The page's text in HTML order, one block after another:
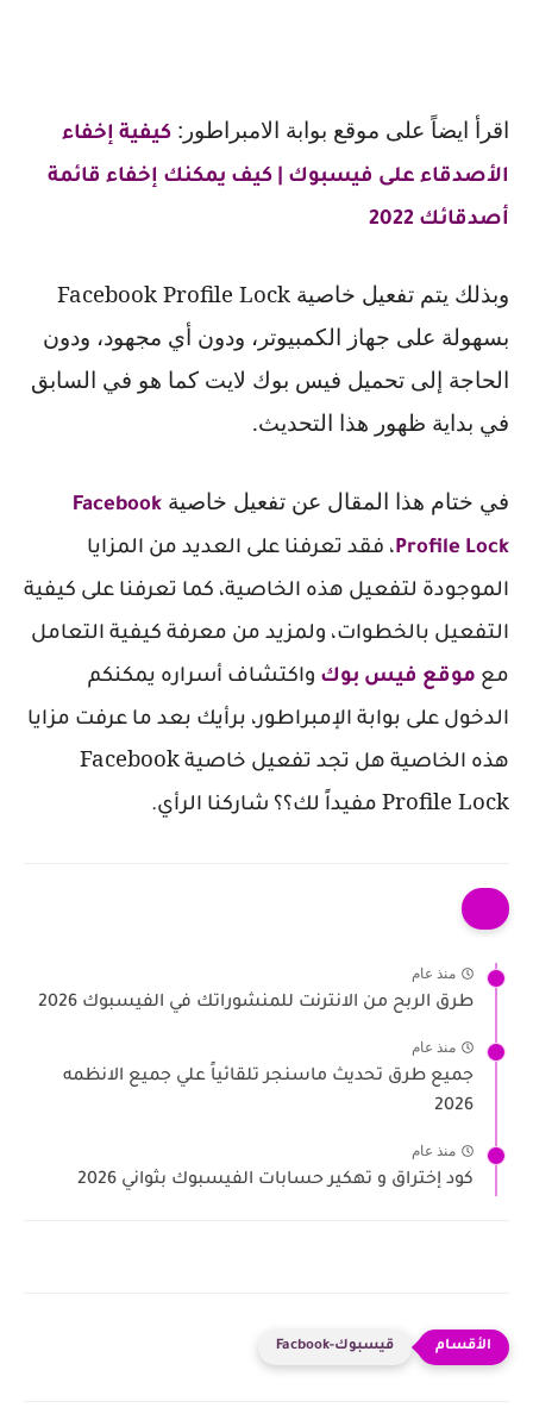
اقرأ ايضاً على موقع بوابة الامبراطور:كيفية إخفاء
الأصدقاء على فيسبوك | كيف يمكنك إخفاء قائمة
أصدقائك 2022
وبذلك يتم تفعيل خاصيةFacebook Profile Lock
بسهولة على جهاز الكمبيوتر، ودون أي مجهود، ودون
الحاجة إلى تحميل فيس بوك لايت كما هو في السابق
في بداية ظهور هذا التحديث.
في ختام هذا المقال عن تفعيل خاصيةFacebook
Profile Lock، فقد تعرفنا على العديد من المزايا
الموجودة لتفعيل هذه الخاصية، كما تعرفنا على كيفية
التفعيل بالخطوات، ولمزيد من معرفة كيفية التعامل
معموقع فيس بوكواكتشاف أسراره يمكنكم
الدخول على بوابة الإمبراطور، برأيك بعد ما عرفت مزايا
هذه الخاصية هل تجد تفعيل خاصيةFacebook
Profile Lock مفيداً لك؟؟ شاركنا الرأي.
منذ عام
طرق الربح من الانترنت للمنشوراتك في الفيسبوك 2026
منذ عام
جميع طرق تحديث ماسنجر تلقائياً علي جميع الانظمه
2026
منذ عام
كود إختراق و تهكير حسابات الفيسبوك بثواني 2026
قيسبوك-Facbook